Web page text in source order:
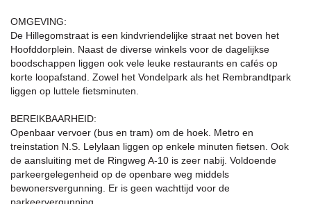
OMGEVING:
De Hillegomstraat is een kindvriendelijke straat net boven het
Hoofddorplein. Naast de diverse winkels voor de dagelijkse
boodschappen liggen ook vele leuke restaurants en cafés op
korte loopafstand. Zowel het Vondelpark als het Rembrandtpark
liggen op luttele fietsminuten.
BEREIKBAARHEID:
Openbaar vervoer (bus en tram) om de hoek. Metro en
treinstation N.S. Lelylaan liggen op enkele minuten fietsen. Ook
de aansluiting met de Ringweg A-10 is zeer nabij. Voldoende
parkeergelegenheid op de openbare weg middels
bewonersvergunning. Er is geen wachttijd voor de